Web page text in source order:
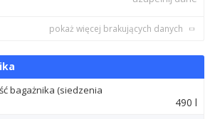
pokaż więcej brakujących danych
bagażnika (siedzenia
490 l